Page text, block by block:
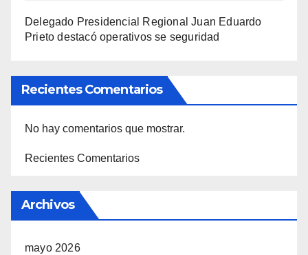
Delegado Presidencial Regional Juan Eduardo
Prieto destacó operativos se seguridad
Recientes Comentarios
No hay comentarios que mostrar.
Recientes Comentarios
Archivos
mayo 2026